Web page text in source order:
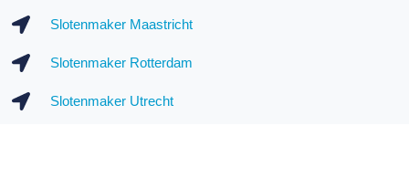
Slotenmaker Maastricht
Slotenmaker Rotterdam
Slotenmaker Utrecht